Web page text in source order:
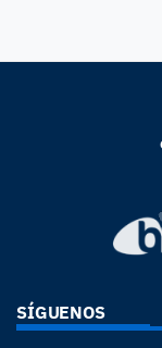
SÍGUENOS